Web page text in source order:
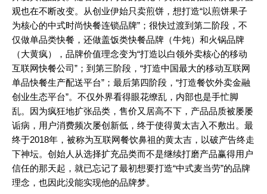
观也在不断改变。从创业伊始只卖煎饼，想打造“以煎饼果子
为核心的中式时尚快餐连锁品牌”；很快过渡到第二阶段，不
仅做单品类快餐，还做盖饭类快餐品牌（牛炖）和火锅品牌
（大黄疯），品牌价值理念变为“打造以白领外卖核心的移动
互联网快餐公司”；到第三阶段，“打造中国最大的移动互联网
单品快餐生产配送平台”；最后第四阶段，“打造餐饮外卖金融
创业生态平台”。不仅外界看得眼花缭乱，内部也是手忙脚
乱。因为疯狂地扩张品类，售价又居高不下，产品品质被屡屡
诟病，用户消费频次屡创新低，终于使得黄太吉入不敷出。最
终于2018年，被称为互联网餐饮鼻祖的黄太吉，以破产告终走
下神坛。创始人从选择扩充品类而不是继续打磨产品赢得用户
信任的那天起，就已忘记了最初想要打造“中式麦当劳”的品牌
理念，也因此没能实现他的品牌梦。